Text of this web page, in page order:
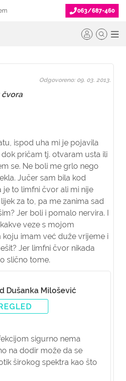
063/687-460
ispod uha mi je pojavila
pričam tj. otvaram usta ili
se. Ne boli me grlo nego
Jučer sam bila kod
to limfni čvor ali mi nije
za to, pa me zanima sad
Jer boli i pomalo nervira. I
veze s mojom
imam već duže vrijeme i
Jer limfni čvor nikada
slično tome.
Odgovoreno: 09. 03. 2013.
Dušanka Milošević
sigurno nema
na dodir može da se
širokog spektra kao što